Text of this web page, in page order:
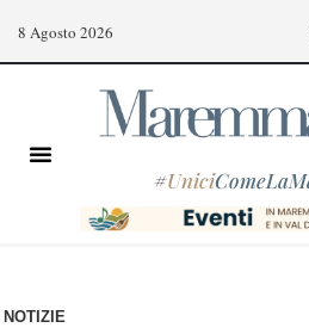
8 Agosto 2026
#Unici
NOTIZIE